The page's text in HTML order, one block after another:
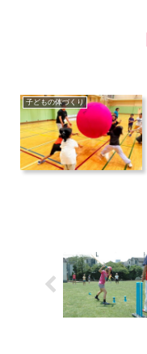
子どもの体づくり